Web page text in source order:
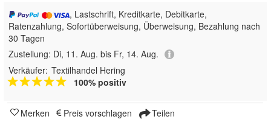
, Lastschrift, Kreditkarte, Debitkarte,
Ratenzahlung, Sofortüberweisung, Überweisung, Bezahlung nach
30 Tagen
Zustellung: Di, 11. Aug. bis Fr, 14. Aug.
Verkäufer: Textilhandel Hering
100% positiv
Merken Preis vorschlagen Teilen